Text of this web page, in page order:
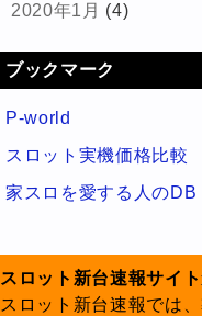
2020年1月 (4)
ブックマーク
P-world
スロット実機価格比較
家スロを愛する人のDB
スロット新台速報サイ
スロット新台速報では